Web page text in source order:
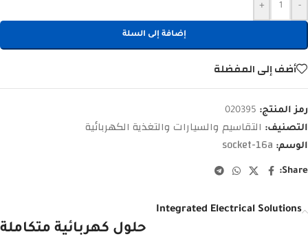
-
+
إضافة إلى السلة
أضف إلى المفضلة
رمز المنتج: 020395
التصنيف: التقاسيم والسيارات والتغذية الكهربائية
الوسم: socket-16a
Share:
Integrated Electrical Solutions
حلول كهربائية متكاملة